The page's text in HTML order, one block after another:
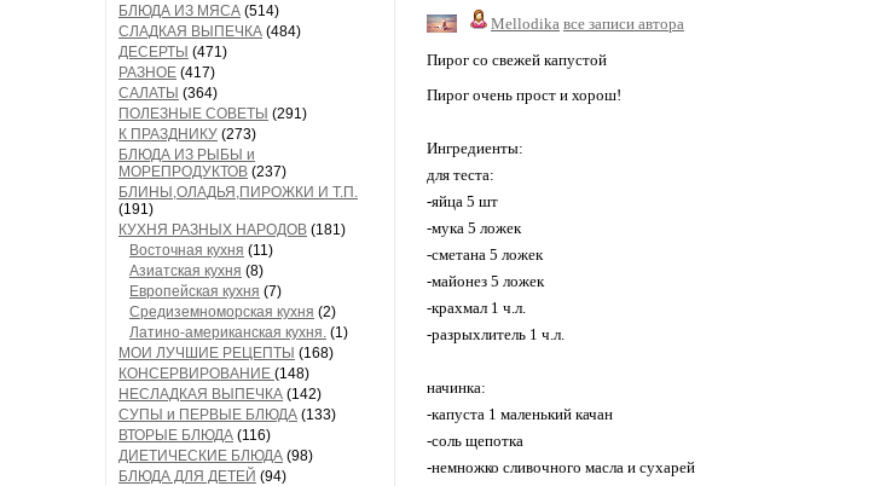
БЛЮДА ИЗ МЯСА (514)
СЛАДКАЯ ВЫПЕЧКА (484)
ДЕСЕРТЫ (471)
РАЗНОЕ (417)
САЛАТЫ (364)
ПОЛЕЗНЫЕ СОВЕТЫ (291)
К ПРАЗДНИКУ (273)
БЛЮДА ИЗ РЫБЫ и
МОРЕПРОДУКТОВ (237)
БЛИНЫ,ОЛАДЬЯ,ПИРОЖКИ И Т.П.
(191)
КУХНЯ РАЗНЫХ НАРОДОВ (181)
Восточная кухня (11)
Азиатская кухня (8)
Европейская кухня (7)
Средиземноморская кухня (2)
Латино-американская кухня. (1)
МОИ ЛУЧШИЕ РЕЦЕПТЫ (168)
КОНСЕРВИРОВАНИЕ (148)
НЕСЛАДКАЯ ВЫПЕЧКА (142)
СУПЫ и ПЕРВЫЕ БЛЮДА (133)
ВТОРЫЕ БЛЮДА (116)
ДИЕТИЧЕСКИЕ БЛЮДА (98)
БЛЮДА ДЛЯ ДЕТЕЙ (94)
Mellodika все записи автора
Пирог со свежей капустой
Пирог очень прост и хорош!
Ингредиенты:
для теста:
-яйца 5 шт
-мука 5 ложек
-сметана 5 ложек
-майонез 5 ложек
-крахмал 1 ч.л.
-разрыхлитель 1 ч.л.
начинка:
-капуста 1 маленький качан
-соль щепотка
-немножко сливочного масла и сухарей